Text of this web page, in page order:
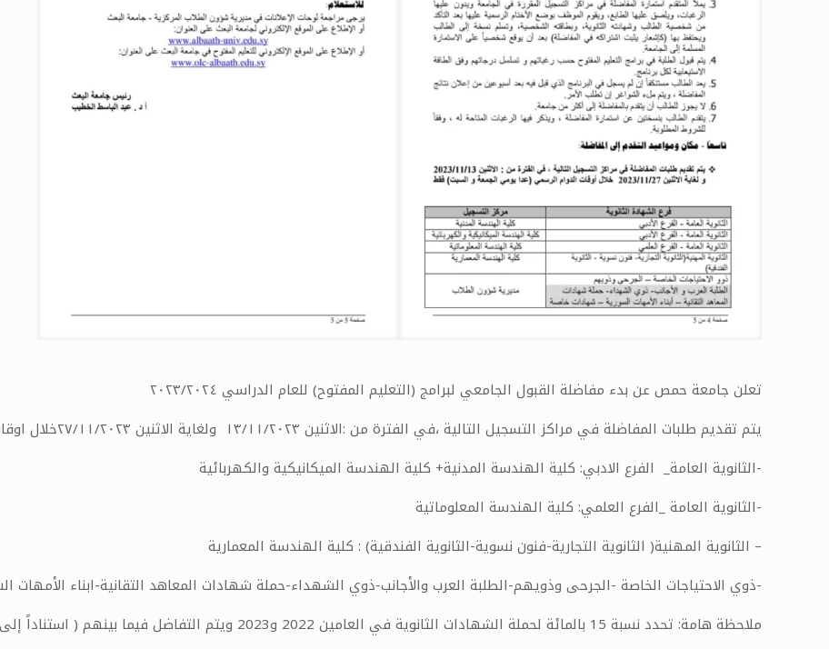
تعلن جامعة حمص عن بدء مفاضلة القبول الجامعي لبرامج (التعليم المفتوح) للعام الدراسي ٢٠٢٣/٢٠٢٤
يتم تقديم طلبات المفاضلة في مراكز التسجيل التالية ،في الفترة من :الاثنين ١٣/١١/٢٠٢٣ ولغاية الاثنين ٢٧/١١/٢٠٢٣خلال اوقات الدوام الرسمي (عدا يومي الجمعة والسبت) فقط:
-الثانوية العامة_ الفرع الادبي: كلية الهندسة المدنية+ كلية الهندسة الميكانيكية والكهربائية
-الثانوية العامة _الفرع العلمي: كلية الهندسة المعلوماتية
– الثانوية المهنية( الثانوية التجارية-فنون نسوية-الثانوية الفندقية) : كلية الهندسة المعمارية
-ذوي الاحتياجات الخاصة -الجرحى وذويهم-الطلبة العرب والأجانب-ذوي الشهداء-حملة شهادات المعاهد التقانية-ابناء
ملاحظة هامة: تحدد نسبة 15 بالمائة لحملة الشهادات الثانوية في العامين 2022 و2023 ويتم التفاضل فيما بينهم ( استناداً إلى قرار مجلس التعليم العالي رقم 1 تاريخ 21/10/2023)